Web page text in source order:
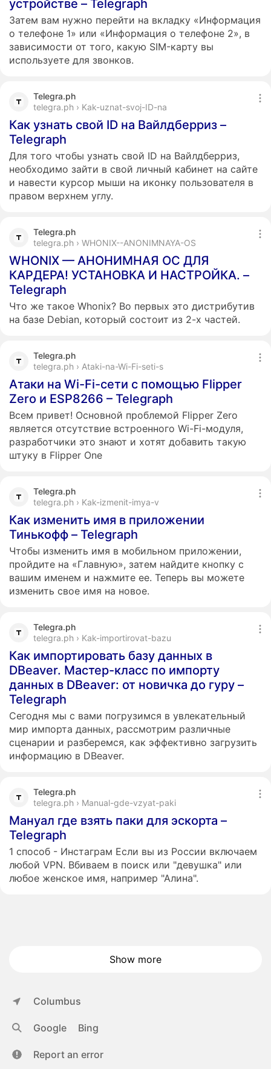
устройстве – Telegraph
Затем вам нужно перейти на вкладку «Информация
о телефоне 1» или «Информация о телефоне 2», в
зависимости от того, какую SIM-карту вы
используете для звонков.
Telegra.ph
telegra.ph › Kak-uznat-svoj-ID-na
Как узнать свой ID на Вайлдберриз –
Telegraph
Для того чтобы узнать свой ID на Вайлдберриз,
необходимо зайти в свой личный кабинет на сайте
и навести курсор мыши на иконку пользователя в
правом верхнем углу.
Telegra.ph
telegra.ph › WHONIX--ANONIMNAYA-OS
WHONIX — АНОНИМНАЯ ОС ДЛЯ
КАРДЕРА! УСТАНОВКА И НАСТРОЙКА. –
Telegraph
Что же такое Whonix? Во первых это дистрибутив
на базе Debian, который состоит из 2-х частей.
Telegra.ph
telegra.ph › Ataki-na-Wi-Fi-seti-s
Атаки на Wi-Fi-сети с помощью Flipper
Zero и ESP8266 – Telegraph
Всем привет! Основной проблемой Flipper Zero
является отсутствие встроенного Wi-Fi-модуля,
разработчики это знают и хотят добавить такую
штуку в Flipper One
Telegra.ph
telegra.ph › Kak-izmenit-imya-v
Как изменить имя в приложении
Тинькофф – Telegraph
Чтобы изменить имя в мобильном приложении,
пройдите на «Главную», затем найдите кнопку с
вашим именем и нажмите ее. Теперь вы можете
изменить свое имя на новое.
Telegra.ph
telegra.ph › Kak-importirovat-bazu
Как импортировать базу данных в
DBeaver. Мастер-класс по импорту
данных в DBeaver: от новичка до гуру ‍–
Telegraph
Сегодня мы с вами погрузимся в увлекательный
мир импорта данных, рассмотрим различные
сценарии и разберемся, как эффективно загрузить
информацию в DBeaver.
Telegra.ph
telegra.ph › Manual-gde-vzyat-paki
Мануал где взять паки для эскорта –
Telegraph
1 способ - Инстаграм Если вы из России включаем
любой VPN. Вбиваем в поиск или "девушка" или
любое женское имя, например "Алина".
Show more
Columbus
Google Bing
Report an error